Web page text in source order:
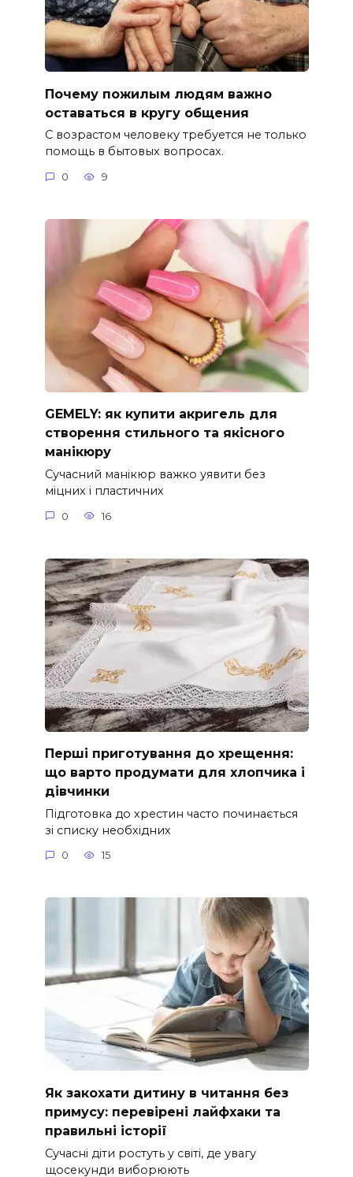
Почему пожилым людям важно
оставаться в кругу общения
С возрастом человеку требуется не только
помощь в бытовых вопросах.
0 9
GEMELY: як купити акригель для
створення стильного та якісного
манікюру
Сучасний манікюр важко уявити без
міцних і пластичних
0 16
Перші приготування до хрещення:
що варто продумати для хлопчика і
дівчинки
Підготовка до хрестин часто починається
зі списку необхідних
0 15
Як закохати дитину в читання без
примусу: перевірені лайфхаки та
правильні історії
Сучасні діти ростуть у світі, де увагу
щосекунди виборюють